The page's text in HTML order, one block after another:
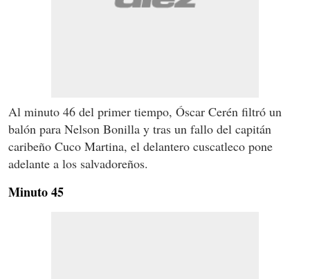
Al minuto 46 del primer tiempo, Óscar Cerén filtró un
balón para Nelson Bonilla y tras un fallo del capitán
caribeño Cuco Martina, el delantero cuscatleco pone
adelante a los salvadoreños.
Minuto 45